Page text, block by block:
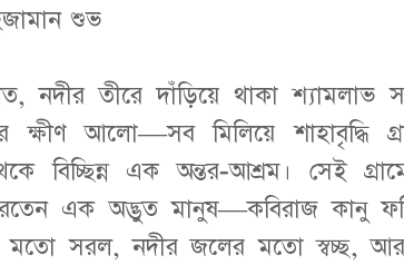
শুভ
নদীর তীরে দাঁড়িয়ে থাকা
ক্ষীণ আলো—সব মিলিয়ে শাহাবৃদ্ধি
বিচ্ছিন্ন এক অন্তর-আশ্রম। সেই
এক অদ্ভুত মানুষ—কবিরাজ কানু
মতো সরল, নদীর জলের মতো স্বচ্ছ,